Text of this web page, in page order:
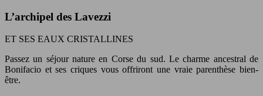
L’archipel des Lavezzi
ET SES EAUX CRISTALLINES
Passez un séjour nature en Corse du sud. Le charme ancestral de
Bonifacio et ses criques vous offriront une vraie parenthèse bien-
être.